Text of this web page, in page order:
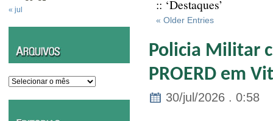
« jul
Arquivos
:: ‘Destaques’
« Older Entries
Policia Militar
PROERD em
30/jul/2026 . 0:58